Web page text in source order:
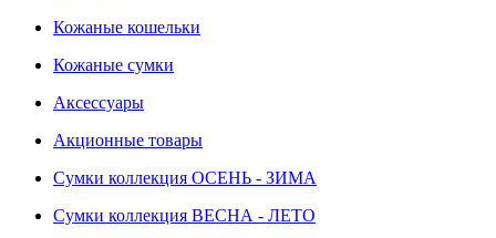
Кожаные кошельки
Кожаные сумки
Аксессуары
Акционные товары
Сумки коллекция ОСЕНЬ - ЗИМА
Сумки коллекция ВЕСНА - ЛЕТО